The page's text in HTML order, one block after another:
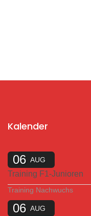
Kalender
06 AUG
Training F1-Junioren
Training Nachwuchs
06 AUG